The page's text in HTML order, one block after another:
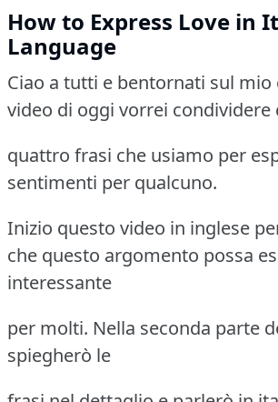
How to Express Love in
Language
Ciao a tutti e bentornati sul mio
video di oggi vorrei condividere
quattro frasi che usiamo per
sentimenti per qualcuno.
Inizio questo video in inglese
che questo argomento possa
interessante
per molti. Nella seconda parte
spiegherò le